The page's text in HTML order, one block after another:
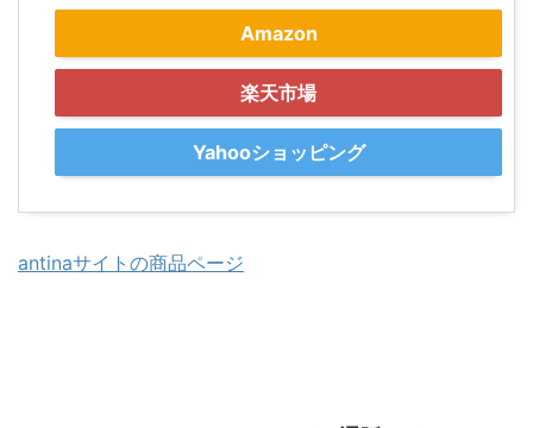
Amazon
楽天市場
Yahooショッピング
antinaサイトの商品ページ